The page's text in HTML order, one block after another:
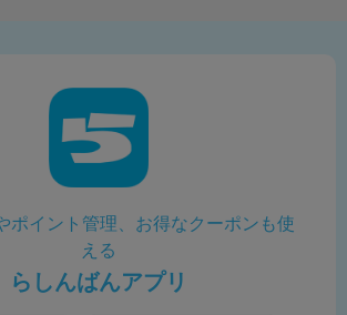
ポイント管理、お得なクーポンも使
える
らしんばんアプリ